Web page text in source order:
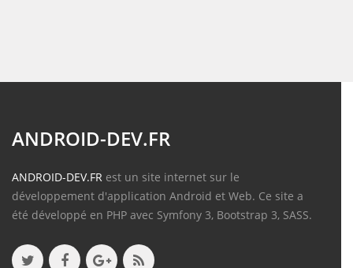
ANDROID-DEV.FR
ANDROID-DEV.FR est un site internet sur le
développement d'application Android et Web. Ce site a
été développé en PHP avec Symfony 3, Bootstrap 3, SASS.